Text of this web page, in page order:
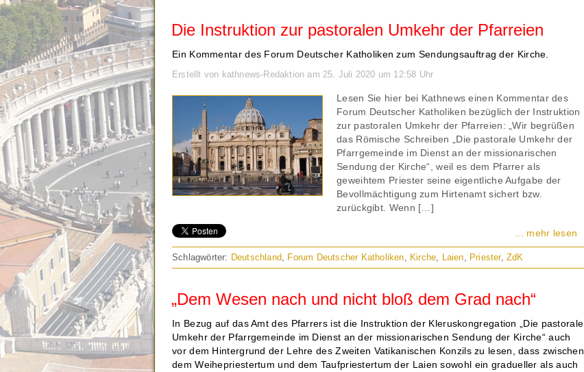
Die Instruktion zur pastoralen Umkehr der Pfarreien
Ein Kommentar des Forum Deutscher Katholiken zum Sendungsauftrag der Kirche.
Erstellt von kathnews-Redaktion am 25. Juli 2020 um 12:58 Uhr
Lesen Sie hier bei Kathnews einen Kommentar des
Forum Deutscher Katholiken bezüglich der Instruktion
zur pastoralen Umkehr der Pfarreien: „Wir begrüßen
das Römische Schreiben „Die pastorale Umkehr der
Pfarrgemeinde im Dienst an der missionarischen
Sendung der Kirche“, weil es dem Pfarrer als
geweihtem Priester seine eigentliche Aufgabe der
Bevollmächtigung zum Hirtenamt sichert bzw.
zurückgibt. Wenn […]
... mehr lesen
Schlagwörter: Deutschland, Forum Deutscher Katholiken, Kirche, Laien, Priester,ZdK
„Dem Wesen nach und nicht bloß dem Grad nach“
In Bezug auf das Amt des Pfarrers ist die Instruktion der Kleruskongregation „Die pastorale
Umkehr der Pfarrgemeinde im Dienst an der missionarischen Sendung der Kirche“ auch
vor dem Hintergrund der Lehre des Zweiten Vatikanischen Konzils zu lesen, dass zwischen
dem Weihepriestertum und dem Taufpriestertum der Laien sowohl ein gradueller als auch